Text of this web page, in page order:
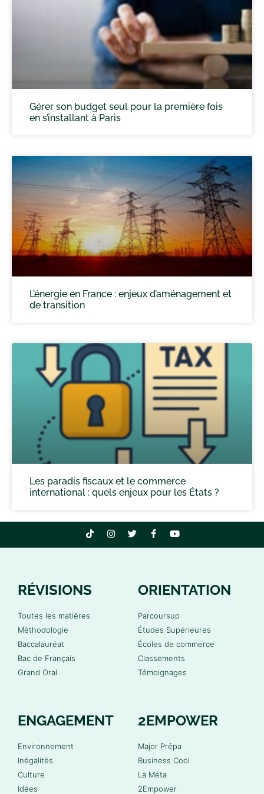
Gérer son budget seul pour la première fois
en s’installant à Paris
L’énergie en France : enjeux d’aménagement et
de transition
Les paradis fiscaux et le commerce
international : quels enjeux pour les États ?
RÉVISIONS
Toutes les matières
Méthodologie
Baccalauréat
Bac de Français
Grand Oral
ORIENTATION
Parcoursup
Études Supérieures
Écoles de commerce
Classements
Témoignages
ENGAGEMENT
Environnement
Inégalités
Culture
Idées
2EMPOWER
Major Prépa
Business Cool
La Méta
2Empower